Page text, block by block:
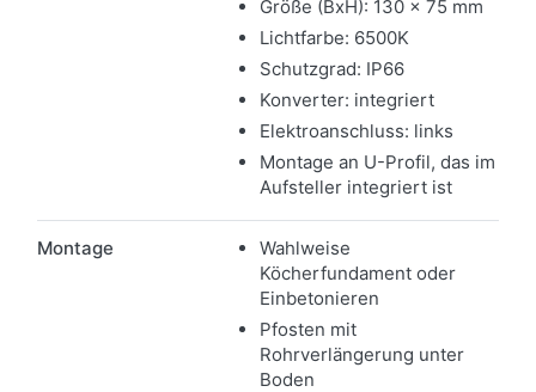
Größe (BxH): 130 x 75 mm
Lichtfarbe: 6500K
Schutzgrad: IP66
Konverter: integriert
Elektroanschluss: links
Montage an U-Profil, das im
Aufsteller integriert ist
Montage
Wahlweise
Köcherfundament oder
Einbetonieren
Pfosten mit
Rohrverlängerung unter
Boden